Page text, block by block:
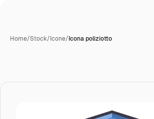
Home/Stock/Icone/Icona poliziotto